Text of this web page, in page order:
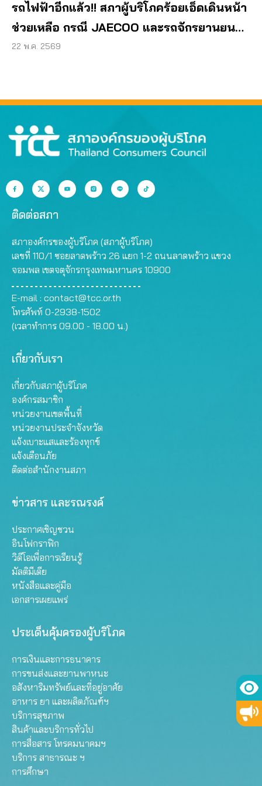
รถไฟฟ้าอีกแล้ว!! สภาผู้บริโภคร้อยเอ็ดเดินหน้า
ช่วยเหลือ กรณี JAECOO และรถจักรยานยนต์
ค้างสต๊อก
22 พ.ค. 2569
ติดต่อสภา
สภาองค์กรของผู้บริโภค (สภาผู้บริโภค)
เลขที่ 110/1 ซอยลาดพร้าว 26 แยก 1-2 ถนนลาดพร้าว แขวง
จอมพล เขตจตุจักรกรุงเทพมหานคร 10900
E-mail : contact@tcc.or.th
โทรศัพท์ 0-2938-1502
(เวลาทำการ 09.00 - 18.00 น.)
เกี่ยวกับเรา
เกี่ยวกับสภาผู้บริโภค
องค์กรสมาชิก
หน่วยงานเขตพื้นที่
หน่วยงานประจำจังหวัด
แจ้งเบาะแสและร้องทุกข์
แจ้งเตือนภัย
ติดต่อสำนักงานสภา
ข่าวสาร และรณรงค์
ประกาศเชิญชวน
อินโฟกราฟิก
วิดีโอเพื่อการเรียนรู้
มัลติมีเดีย
หนังสือและคู่มือ
เอกสารเผยแพร่
ประเด็นคุ้มครองผู้บริโภค
การเงินและการธนาคาร
การขนส่งและยานพาหนะ
อสังหาริมทรัพย์และที่อยู่อาศัย
อาหาร ยา และผลิตภัณฑ์ฯ
บริการสุขภาพ
สินค้าและบริการทั่วไป
การสื่อสาร โทรคมนาคมฯ
บริการ สาธารณะ ฯ
การศึกษา